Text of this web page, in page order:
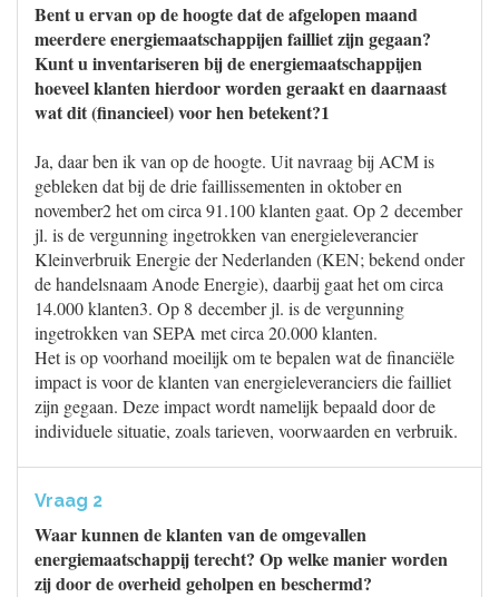
Bent u ervan op de hoogte dat de afgelopen maand
meerdere energiemaatschappijen failliet zijn gegaan?
Kunt u inventariseren bij de energiemaatschappijen
hoeveel klanten hierdoor worden geraakt en daarnaast
wat dit (financieel) voor hen betekent?1
Ja, daar ben ik van op de hoogte. Uit navraag bij ACM is
gebleken dat bij de drie faillissementen in oktober en
november2 het om circa 91.100 klanten gaat. Op 2 december
jl. is de vergunning ingetrokken van energieleverancier
Kleinverbruik Energie der Nederlanden (KEN; bekend onder
de handelsnaam Anode Energie), daarbij gaat het om circa
14.000 klanten3. Op 8 december jl. is de vergunning
ingetrokken van SEPA met circa 20.000 klanten.
Het is op voorhand moeilijk om te bepalen wat de financiële
impact is voor de klanten van energieleveranciers die failliet
zijn gegaan. Deze impact wordt namelijk bepaald door de
individuele situatie, zoals tarieven, voorwaarden en verbruik.
Vraag 2
Waar kunnen de klanten van de omgevallen
energiemaatschappij terecht? Op welke manier worden
zij door de overheid geholpen en beschermd?